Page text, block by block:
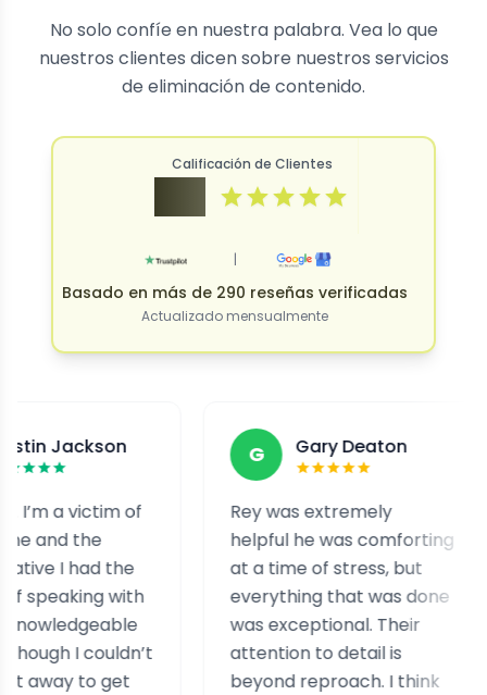
No solo confíe en nuestra palabra. Vea lo que
nuestros clientes dicen sobre nuestros servicios
de eliminación de contenido.
Calificación de Clientes
|
Basado en más de 290 reseñas verificadas
Actualizado mensualmente
of
the
with
get
Gary Deaton
Rey was extremely
helpful he was comforting
at a time of stress, but
everything that was done
was exceptional. Their
attention to detail is
beyond reproach. I think
and
help